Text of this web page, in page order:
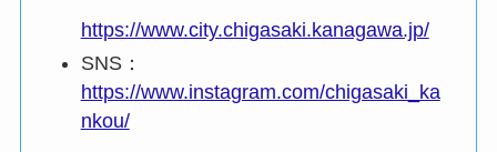
https://www.city.chigasaki.kanagawa.jp/
SNS：
https://www.instagram.com/chigasaki_ka
nkou/